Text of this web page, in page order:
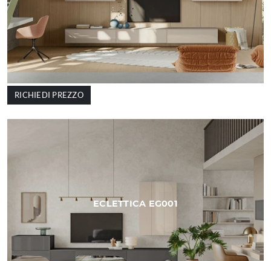
RICHIEDI PREZZO
ECLETTICA EG001